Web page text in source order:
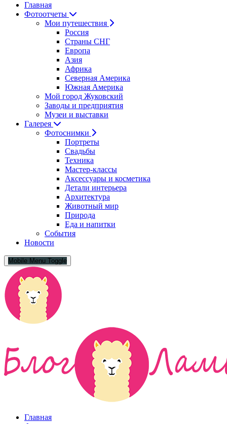
Главная
Фотоотчеты
Мои путешествия
Россия
Страны СНГ
Европа
Азия
Африка
Северная Америка
Южная Америка
Мой город Жуковский
Заводы и предприятия
Музеи и выставки
Галерея
Фотоснимки
Портреты
Свадьбы
Техника
Мастер-классы
Аксессуары и косметика
Детали интерьера
Архитектура
Животный мир
Природа
Еда и напитки
События
Новости
Mobile Menu Toggle
Главная